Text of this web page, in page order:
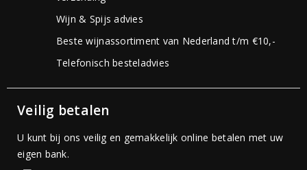
Wijn & Spijs advies
Beste wijnassortiment van Nederland t/m €10,-
Telefonisch besteladvies
Veilig betalen
U kunt bij ons veilig en gemakkelijk online betalen met uw
eigen bank.